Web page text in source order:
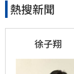
熱搜新聞
徐子翔